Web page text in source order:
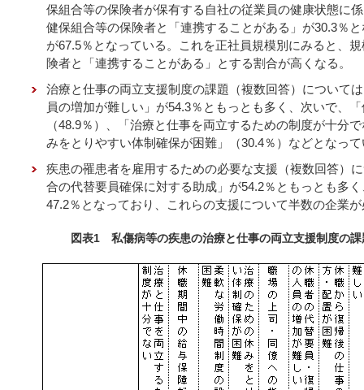
保組合等の保険者が保有する自社の従業員の健康状態に
健保組合等の保険者と「連携することがある」が30.3％
が67.5％となっている。これを正社員規模別にみると、
険者と「連携することがある」とする割合が高くなる。
治療と仕事の両立支援制度の課題（複数回答）について
員の増加が難しい」が54.3％ともっとも多く、次いで、
（48.9％）、「治療と仕事を両立するための制度が十分
みをとりやすい体制確保が困難」（30.4％）などとなっ
疾患の罹患者を雇用するための必要な支援（複数回答）
合の代替要員確保に対する助成」が54.2％ともっとも多
47.2％となっており、これらの支援について半数の企業
図表1 私傷病等の疾患の治療と仕事の両立支援制度の